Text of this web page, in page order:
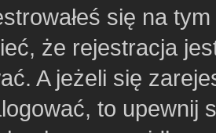
się na
że rejestracja
A jeżeli się
to upewnij